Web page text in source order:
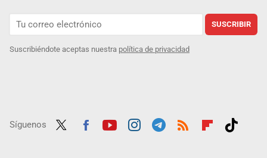
SUSCRIBIR
Suscribiéndote aceptas nuestra política de privacidad
Síguenos